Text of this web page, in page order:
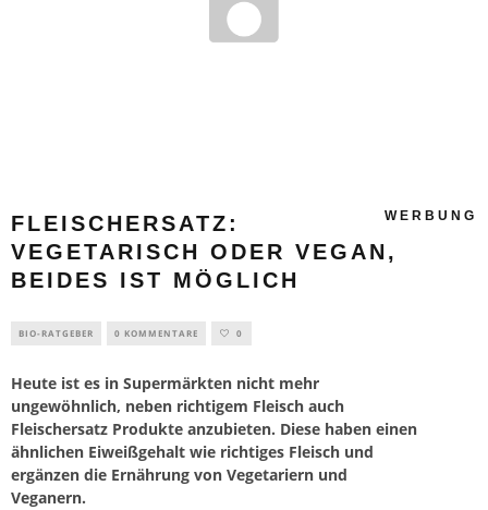
FLEISCHERSATZ:
VEGETARISCH ODER VEGAN,
BEIDES IST MÖGLICH
WERBUNG
BIO-RATGEBER 0 KOMMENTARE 0
Heute ist es in Supermärkten nicht mehr
ungewöhnlich, neben richtigem Fleisch auch
Fleischersatz Produkte anzubieten. Diese haben einen
ähnlichen Eiweißgehalt wie richtiges Fleisch und
ergänzen die Ernährung von Vegetariern und
Veganern.